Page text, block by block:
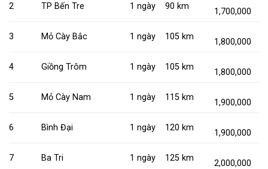
2 TP Bến Tre 1 ngày 90 km
1,700,000
3 Mỏ Cày Bắc 1 ngày 105 km
1,800,000
4 Giồng Trôm 1 ngày 105 km
1,800,000
5 Mỏ Cày Nam 1 ngày 115 km
1,900,000
6 Bình Đại 1 ngày 120 km
1,900,000
7 Ba Tri 1 ngày 125 km
2,000,000